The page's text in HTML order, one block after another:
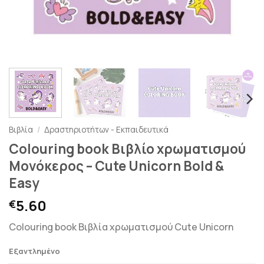
Βιβλία / Δραστηριοτήτων - Εκπαιδευτικά
Colouring book Βιβλίο χρωματισμού
Μονόκερος – Cute Unicorn Bold &
Easy
€5.60
Colouring book Βιβλία χρωματισμού Cute Unicorn
Εξαντλημένο